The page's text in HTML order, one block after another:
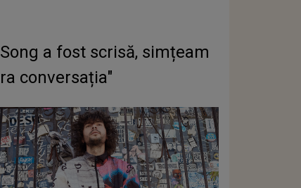
a fost scrisă, simțeam
conversația"